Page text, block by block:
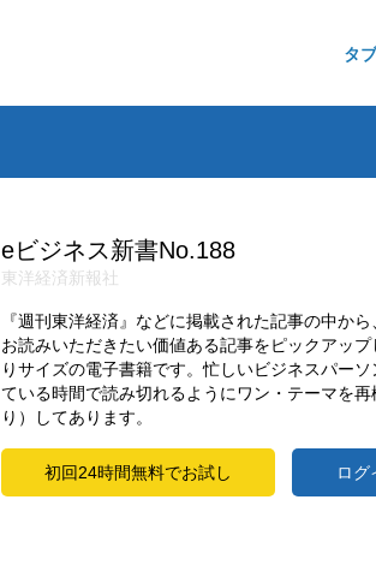
タ
eビジネス新書No.188
東洋経済新報社
『週刊東洋経済』などに掲載された記事の中か
お読みいただきたい価値ある記事をピックアッ
りサイズの電子書籍です。忙しいビジネスパー
ている時間で読み切れるようにワン・テーマを
り）してあります。
初回24時間無料でお試し ログ